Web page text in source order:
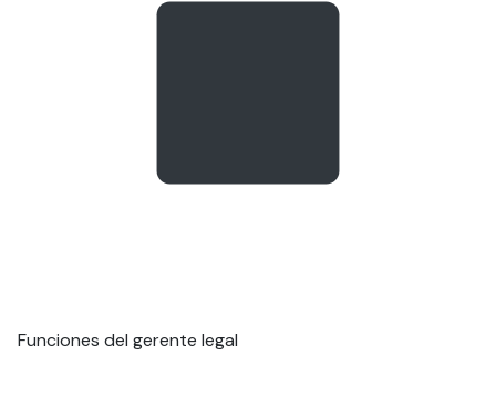
Funciones del gerente legal